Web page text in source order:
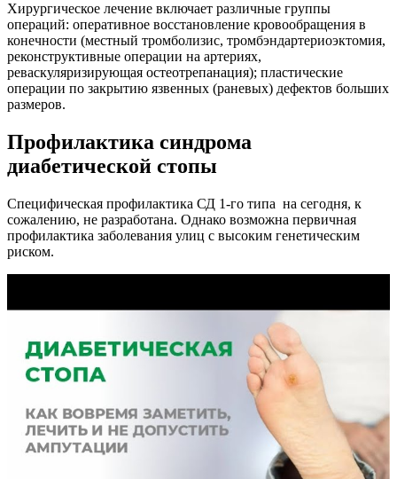
Хирургическое лечение включает различные группы
операций: оперативное восстановление кровообращения в
конечности (местный тромболизис, тромбэндартериоэктомия,
реконструктивные операции на артериях,
реваскуляризирующая остеотрепанация); пластические
операции по закрытию язвенных (раневых) дефектов больших
размеров.
Профилактика синдрома
диабетической стопы
Специфическая профилактика СД 1-го типа на сегодня, к
сожалению, не разработана. Однако возможна первичная
профилактика заболевания улиц с высоким генетическим
риском.